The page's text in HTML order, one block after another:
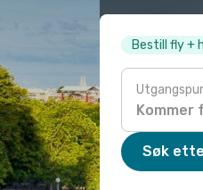
Bestill fly +
Søk